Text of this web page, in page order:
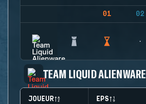
01 02
TEAM LIQUID ALIENWARE
JOUEUR EPS